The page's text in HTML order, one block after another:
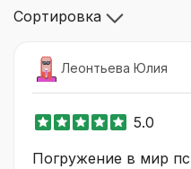
Сортировка
Леонтьева Юлия
5.0
Погружение в мир